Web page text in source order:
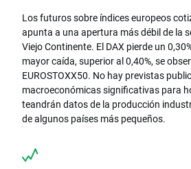
Los futuros sobre índices europeos
apunta a una apertura más débil de la
Viejo Continente. El DAX pierde un
mayor caída, superior al 0,40%, se
EUROSTOXX50. No hay previstas
macroeconómicas significativas para
teandrán datos de la producción
de algunos países más pequeños.